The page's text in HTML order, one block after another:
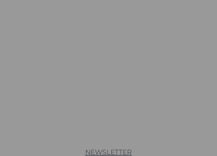
NEWSLETTER